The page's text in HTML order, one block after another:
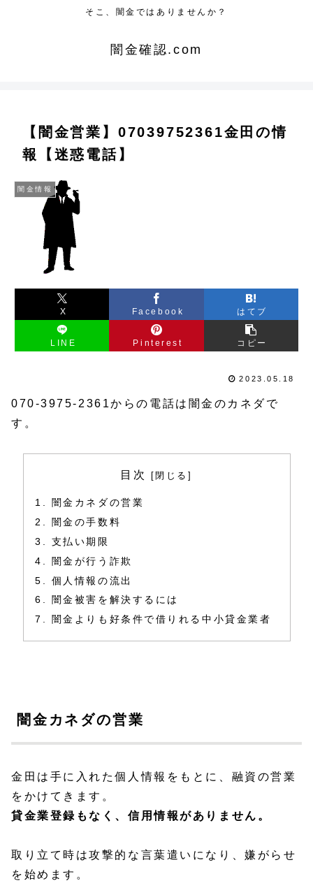
そこ、闇金ではありませんか？
闇金確認.com
【闇金営業】07039752361金田の情
報【迷惑電話】
闇金情報
X Facebook はてブ
LINE Pinterest コピー
2023.05.18
070-3975-2361からの電話は闇金のカネダで
す。
目次
闇金カネダの営業
闇金の手数料
支払い期限
闇金が行う詐欺
個人情報の流出
闇金被害を解決するには
闇金よりも好条件で借りれる中小貸金業者
闇金カネダの営業
金田は手に入れた個人情報をもとに、融資の営業
をかけてきます。
貸金業登録もなく、信用情報がありません。
取り立て時は攻撃的な言葉遣いになり、嫌がらせ
を始めます。